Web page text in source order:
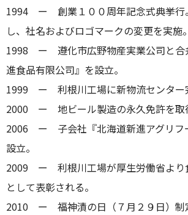
1994 ー 創業１００周年記念式典挙
し、社名およびロゴマークの変更を実施。
1998 ー 遵化市広野物産実業公司と合
進食品有限公司』を設立。
1999 ー 利根川工場に新物流センター
2000 ー 地ビール製造の永久免許を取
2006 ー 子会社『北海道新進アグリフ
設立。
2009 ー 利根川工場が厚生労働省より
として表彰される。
2010 ー 福神漬の日（７月２９日）制